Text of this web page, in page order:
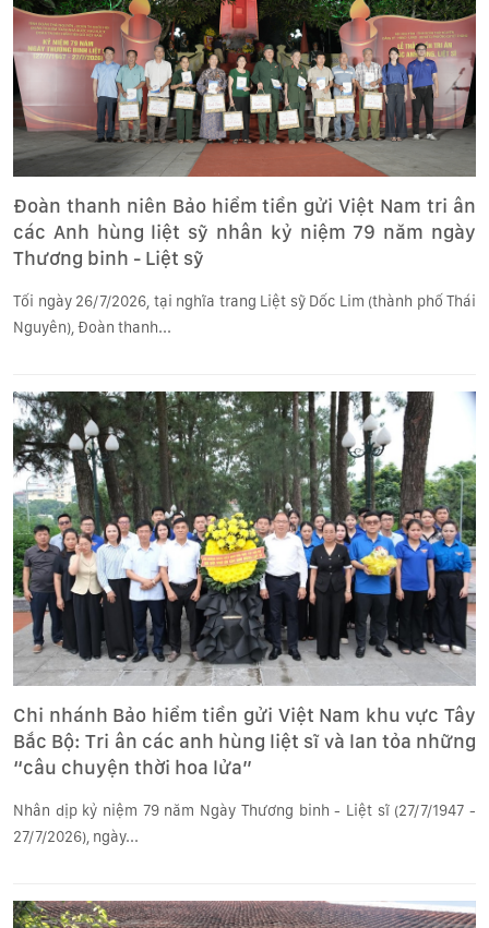
Đoàn thanh niên Bảo hiểm tiền gửi Việt Nam tri ân
các Anh hùng liệt sỹ nhân kỷ niệm 79 năm ngày
Thương binh - Liệt sỹ
Tối ngày 26/7/2026, tại nghĩa trang Liệt sỹ Dốc Lim (thành phố Thái
Nguyên), Đoàn thanh...
Chi nhánh Bảo hiểm tiền gửi Việt Nam khu vực Tây
Bắc Bộ: Tri ân các anh hùng liệt sĩ và lan tỏa những
“câu chuyện thời hoa lửa”
Nhân dịp kỷ niệm 79 năm Ngày Thương binh - Liệt sĩ (27/7/1947 -
27/7/2026), ngày...